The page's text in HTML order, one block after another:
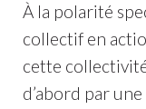
À la polarité
collectif en
cette
d’abord par